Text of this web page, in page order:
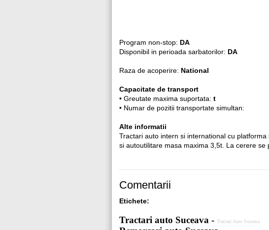
Program non-stop: DA
Disponibil in perioada sarbatorilor: DA
Raza de acoperire: National
Capacitate de transport
• Greutate maxima suportata: t
• Numar de pozitii transportate simultan:
Alte informatii
Tractari auto intern si international cu
si autoutilitare masa maxima 3,5t. La cerere se
Comentarii
Etichete:
Tractari auto Suceava - Tractari Auto Suceava